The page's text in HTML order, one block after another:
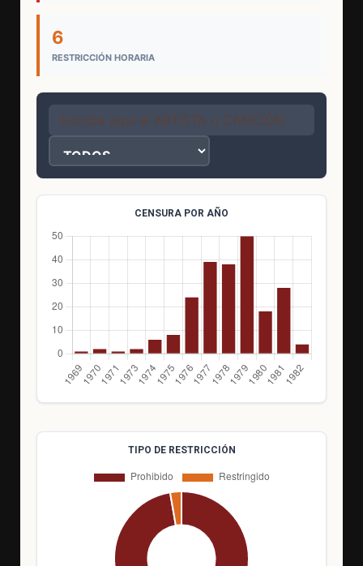
6
RESTRICCIÓN HORARIA
CENSURA POR AÑO
TIPO DE RESTRICCIÓN